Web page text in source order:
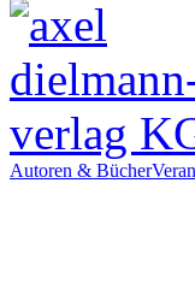
Autoren & Bücher